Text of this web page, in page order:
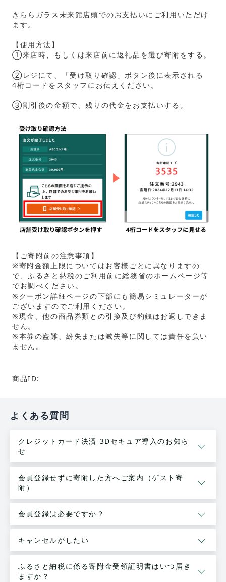
きららガラス未来館店頭でのお支払いにご利用いただけ
ます。
【使用方法】
①来店時、もしくは来店前に返礼品を選び寄附をする。
②レジにて、「受け取り確認」ボタン後に表示される
4桁コードをスタッフにお伝えください。
③割引後の金額で、残りの代金をお支払いする。
【ご寄附前の注意事項】
※寄附金額上限についてはお客様ごとに異なりますの
で、ふるさと納税のご利用前に総務省のホームページ等
でお調べください。
※クーポン詳細ページの下部にも簡易シミュレーターが
ございますのでご利用ください。
※現金、他の商品券類との引換及び釣銭はお返しできま
せん。
※本券の盗難、紛失または滅失等に関しては責任を負い
ません。
商品ID:
よくある質問
クレジットカード決済 3Dセキュア導入のお知ら
せ
会員登録せずに寄附した方へご案内（ゲスト寄
附）
会員登録は必要ですか？
キャンセルがしたい
ふるさと納税に係る寄附金受領証明書はいつ届き
ますか？